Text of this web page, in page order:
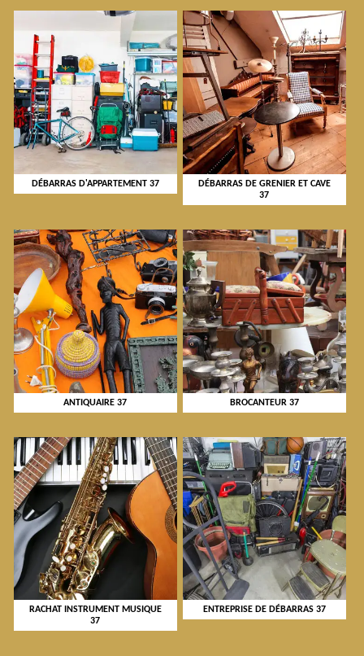
DÉBARRAS D'APPARTEMENT 37
DÉBARRAS DE GRENIER ET CAVE
37
ANTIQUAIRE 37 BROCANTEUR 37
RACHAT INSTRUMENT MUSIQUE
37
ENTREPRISE DE DÉBARRAS 37